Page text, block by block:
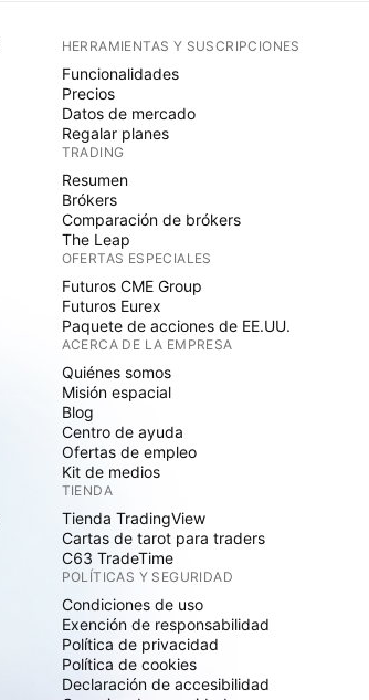
HERRAMIENTAS Y SUSCRIPCIONES
Funcionalidades
Precios
Datos de mercado
Regalar planes
TRADING
Resumen
Brókers
Comparación de brókers
The Leap
OFERTAS ESPECIALES
Futuros CME Group
Futuros Eurex
Paquete de acciones de EE.UU.
ACERCA DE LA EMPRESA
Quiénes somos
Misión espacial
Blog
Centro de ayuda
Ofertas de empleo
Kit de medios
TIENDA
Tienda TradingView
Cartas de tarot para traders
C63 TradeTime
POLÍTICAS Y SEGURIDAD
Condiciones de uso
Exención de responsabilidad
Política de privacidad
Política de cookies
Declaración de accesibilidad